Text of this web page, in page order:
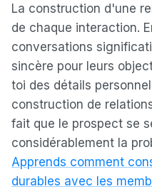
La construction d'une
de chaque interaction.
conversations
sincère pour leurs
toi des détails
construction de
fait que le prospect se
considérablement la
Apprends comment
durables avec les